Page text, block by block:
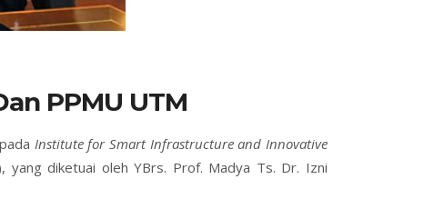
PPMU UTM
Institute for Smart Infrastructure and Innovative
yang diketuai oleh YBrs. Prof. Madya Ts. Dr. Izni